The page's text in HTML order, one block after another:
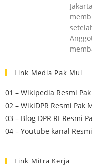
Link Media Pak Mul
01 – Wikipedia Resmi
02 – WikiDPR Resmi Pak
03 – Blog DPR RI Resmi
04 – Youtube kanal Resmi
Link Mitra Kerja